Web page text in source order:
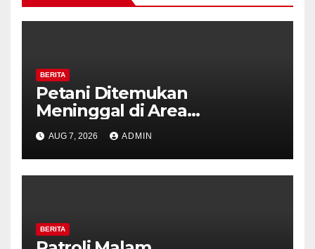
BERITA
Petani Ditemukan
Meninggal di Area
Persawahan Kalibeji, Polisi
Pastikan Tidak Ada Tanda
Kekerasan
AUG 7, 2026 ADMIN
BERITA